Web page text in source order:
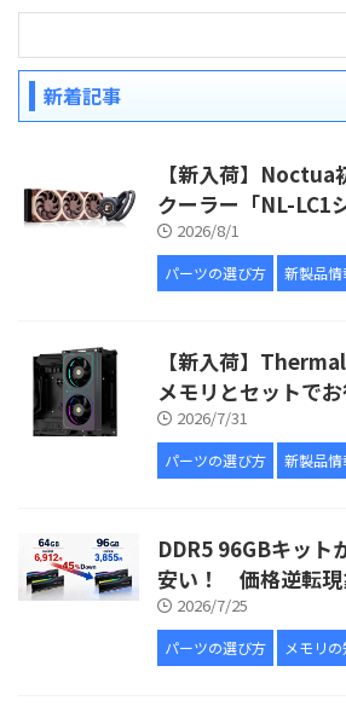
新着記事
【新入荷】Noctua
クーラー「NL-LC1
2026/8/1
パーツの選び方 新製品情
【新入荷】
メモリとセットで
2026/7/31
パーツの選び方 新製品情
DDR5 96GBキット
安い！ 価格逆転現
2026/7/25
パーツの選び方 メモリ